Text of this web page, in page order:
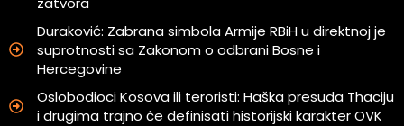
Duraković: Zabrana simbola Armije RBiH u direktnoj je
suprotnosti sa Zakonom o odbrani Bosne i
Hercegovine
Oslobodioci Kosova ili teroristi: Haška presuda Thaciju
i drugima trajno će definisati historijski karakter OVK